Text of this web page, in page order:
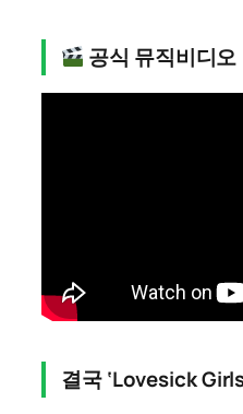
공식 뮤직비디오
결국 ‘Lovesick